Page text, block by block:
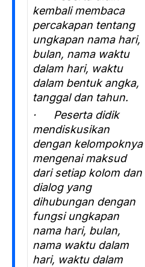
kembali membaca
percakapan tentang
ungkapan nama hari,
bulan, nama waktu
dalam hari, waktu
dalam bentuk angka,
tanggal dan tahun.
· Peserta didik
mendiskusikan
dengan kelompoknya
mengenai maksud
dari setiap kolom dan
dialog yang
dihubungan dengan
fungsi ungkapan
nama hari, bulan,
nama waktu dalam
hari, waktu dalam